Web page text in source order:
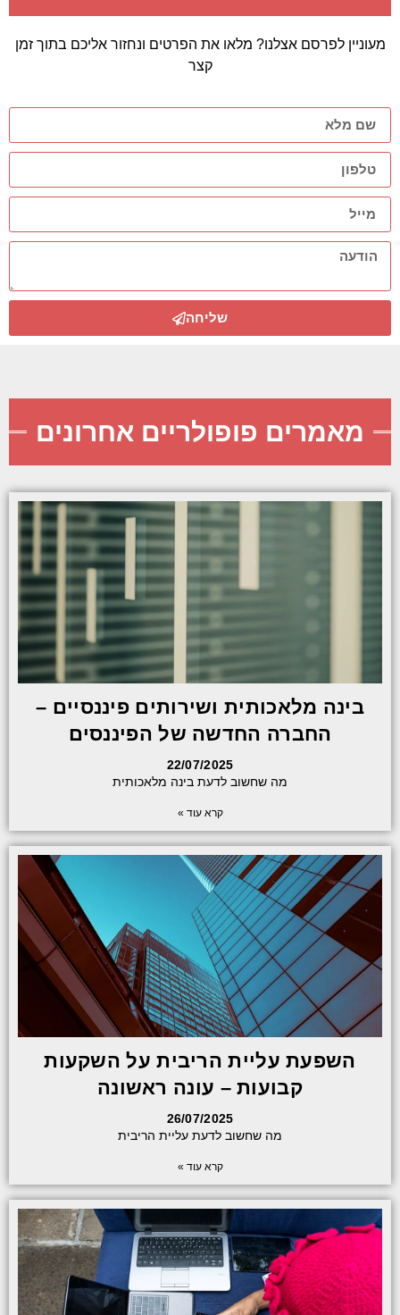
מעוניין לפרסם אצלנו? מלאו את הפרטים ונחזור אליכם בתוך זמן
קצר
שליחה
מאמרים פופולריים אחרונים
בינה מלאכותית ושירותים פיננסיים –
החברה החדשה של הפיננסים
22/07/2025
מה שחשוב לדעת בינה מלאכותית
קרא עוד »
השפעת עליית הריבית על השקעות
קבועות – עונה ראשונה
26/07/2025
מה שחשוב לדעת עליית הריבית
קרא עוד »